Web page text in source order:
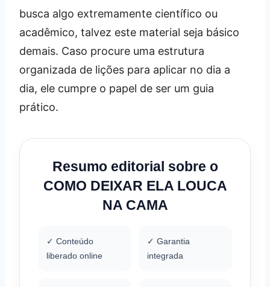
busca algo extremamente científico ou
acadêmico, talvez este material seja básico
demais. Caso procure uma estrutura
organizada de lições para aplicar no dia a
dia, ele cumpre o papel de ser um guia
prático.
Resumo editorial sobre o
COMO DEIXAR ELA LOUCA
NA CAMA
✓ Conteúdo
liberado online
✓ Garantia
integrada